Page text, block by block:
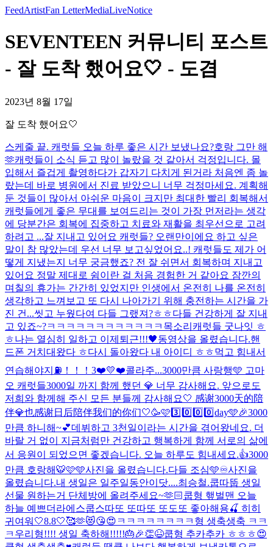
FeedArtistFan LetterMediaLiveNotice
SEVENTEEN 커뮤니티 포스트
- 잘 도착 했어요🤍 - 도겸
2023년 8월 17일
잘 도착 했어요🤍
스케줄 끝. 캐럿들 오늘 하루 좋은 시간 보냈나요?호랑 그만 해
🫶캐럿들이 소식 듣고 많이 놀랐을 것 같아서 걱정입니다. 몰
입해서 즐겁게 촬영하다가 갑자기 다치게 된거라 처음엔 좀 놀
랐는데 바로 병원에서 진료 받았으니 너무 걱정마세요. 계획해
둔 것들이 많아서 아쉬운 마음이 크지만 최대한 빨리 회복해서
캐럿들에게 좋은 무대를 보여드리는 것이 가장 먼저라는 생각
에 당분간은 회복에 집중하고 치료와 재활을 최우선으로 고려
하려고 ...잘 지내고 있어요 캐럿들? 오랜만이에요 하고 싶은
말이 참 많았는데 우선 너무 보고싶었어요..! 캐럿들도 제가 어
떻게 지냈는지 너무 궁금했죠? 전 잘 쉬면서 회복하며 지내고
있어요 정말 제대로 쉼이란 걸 처음 경험한 거 같아요 잠깐의
며칠의 휴가는 간간히 있었지만 인생에서 온전히 나를 온전히
생각하고 느껴보고 또 다시 나아가기 위해 충전하는 시간을 가
진 건...씻고 누웠다여 다들 그랬져?ㅎㅎ다들 건강하게 잘 지내
고 있죠~?ㅋㅋㅋㅋㅋㅋㅋㅋㅋㅋㅋㅋ 목소리 캐럿들 굿나잇 ㅎ
ㅎ나는 열심히 일하고 이제퇴근!!!🖤동영상을 올렸습니다.핸
드폰 거치대왔다 ㅎ다시 돌아왔다 내 아이디 ㅎㅎ먹고 힘내서
연습해야지⛽️！！！ 3❤️💛❤️콜라주...3000만큼 사랑행🩵 고마
오 캐럿들3000일 까지 함께 했던 💎 너무 감사해요. 앞으로도
저희와 함께해 주신 모든 분들께 감사해요🤍 感谢3000天的陪
伴💎也感谢日后陪伴我们的你们🤍🥳🩷3️⃣0️⃣0️⃣0️⃣day🩵🎉3000
만큼 하니해~💕데뷔하고 3천일이라는 시간을 겪어왔네요. 더
바랄 거 없이 지금처럼만 건강하고 행복하게 함께 서로의 삶에
서 응원이 되었으면 좋겠습니다. 오늘 하루도 힘내세요.👍3000
만큼 호랑해🐯🩷🩵사진을 올렸습니다.다들 조심🩵♾️사진을
올렸습니다.내 생일은 일주일동안이닷....최승철.쿱따뚭 생일
선물 원하는거 단체방에 올려주세요~🫶🏻쿱형 햎벌맨 오늘
하늘 예쁘더라에스쿱스따또 또따또 또도또 좋아해용🍒 히히
귀여워 🤍8.8🤍🥰🫶😻😘😍 ㅋㅋㅋㅋㅋㅋㅋㅋ형 생축생축 ㅋㅋ
ㅋ 우리형!!!! 생일 축하해!!!!!🎂🎉👏😆쿱형 추카추카 ㅎㅎㅎ😍